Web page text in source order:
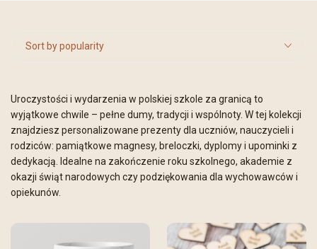
Sort by popularity
Uroczystości i wydarzenia w polskiej szkole za granicą to
wyjątkowe chwile – pełne dumy, tradycji i wspólnoty. W tej kolekcji
znajdziesz personalizowane prezenty dla uczniów, nauczycieli i
rodziców: pamiątkowe magnesy, breloczki, dyplomy i upominki z
dedykacją. Idealne na zakończenie roku szkolnego, akademie z
okazji świąt narodowych czy podziękowania dla wychowawców i
opiekunów.